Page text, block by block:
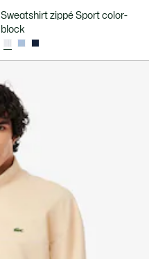
Sweatshirt zippé Sport color-
block